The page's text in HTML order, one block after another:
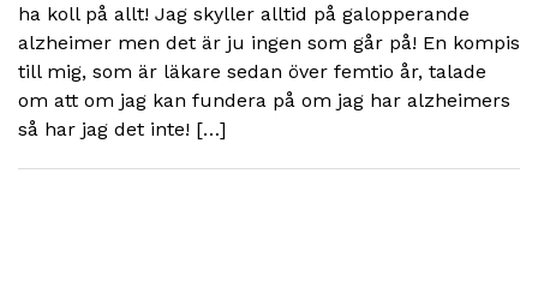
ha koll på allt! Jag skyller alltid på galopperande
alzheimer men det är ju ingen som går på! En kompis
till mig, som är läkare sedan över femtio år, talade
om att om jag kan fundera på om jag har alzheimers
så har jag det inte! […]